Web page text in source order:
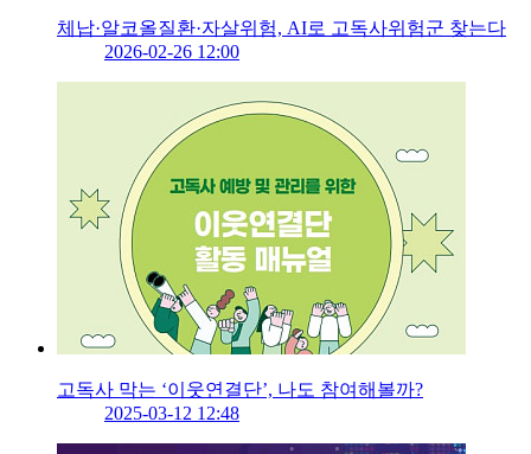
체납·알코올질환·자살위험, AI로 고독사위험군 찾는다
2026-02-26 12:00
고독사 막는 ‘이웃연결단’, 나도 참여해볼까?
2025-03-12 12:48